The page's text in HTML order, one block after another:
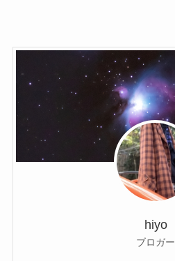
hiyo
ブロガー